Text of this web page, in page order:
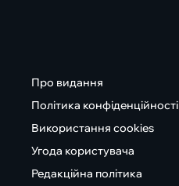
Про видання
Політика конфіденційності
Використання cookies
Угода користувача
Редакційна політика